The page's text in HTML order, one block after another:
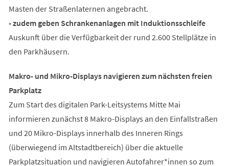
Masten der Straßenlaternen angebracht.
- zudem geben Schrankenanlagen mit Induktionsschleife
Auskunft über die Verfügbarkeit der rund 2.600 Stellplätze in
den Parkhäusern.
Makro- und Mikro-Displays navigieren zum nächsten freien
Parkplatz
Zum Start des digitalen Park-Leitsystems Mitte Mai
informieren zunächst 8 Makro-Displays an den Einfallstraßen
und 20 Mikro-Displays innerhalb des Inneren Rings
(überwiegend im Altstadtbereich) über die aktuelle
Parkplatzsituation und navigieren Autofahrer*innen so zum